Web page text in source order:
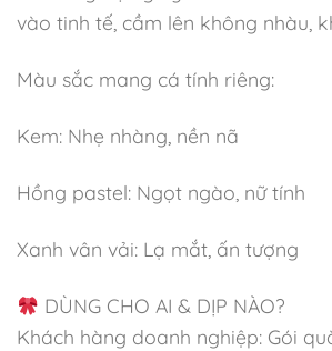
vào tinh tế, cầm lên không nhàu,
Màu sắc mang cá tính riêng:
Kem: Nhẹ nhàng, nền nã
Hồng pastel: Ngọt ngào, nữ tính
Xanh vân vải: Lạ mắt, ấn tượng
DÙNG CHO AI & DỊP NÀO?
Khách hàng doanh nghiệp: Gói